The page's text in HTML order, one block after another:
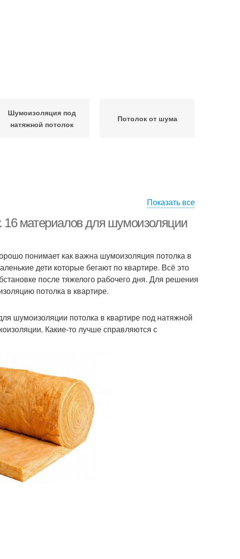
Шумоизоляция под
натяжной потолок
Потолок от шума
Показать все
16 материалов для шумоизоляции
понимает как важна шумоизоляция потолка в
дети которые бегают по квартире. Всё это
после тяжелого рабочего дня. Для решения
потолка в квартире.
шумоизоляции потолка в квартире под натяжной
Какие-то лучше справляются с